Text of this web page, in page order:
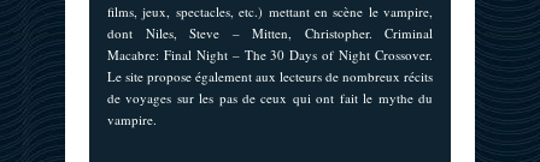
films, jeux, spectacles, etc.) mettant en scène le vampire,
dont Niles, Steve – Mitten, Christopher. Criminal
Macabre: Final Night – The 30 Days of Night Crossover.
Le site propose également aux lecteurs de nombreux récits
de voyages sur les pas de ceux qui ont fait le mythe du
vampire.